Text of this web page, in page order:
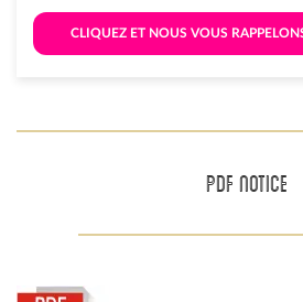
CLIQUEZ ET NOUS VOUS
PDF NOTICE